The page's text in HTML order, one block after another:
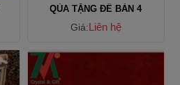
QÙA TẶNG ĐỂ BÀN 4
Giá:Liên hệ